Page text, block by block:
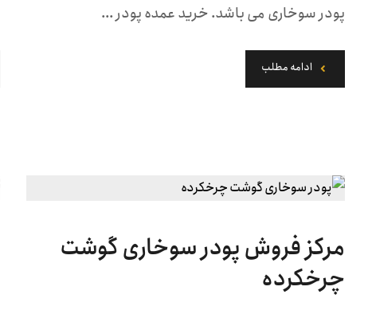
پودر سوخاری می باشد. خرید عمده پودر ...
ادامه مطلب
مرکز فروش پودر سوخاری گوشت
چرخکرده